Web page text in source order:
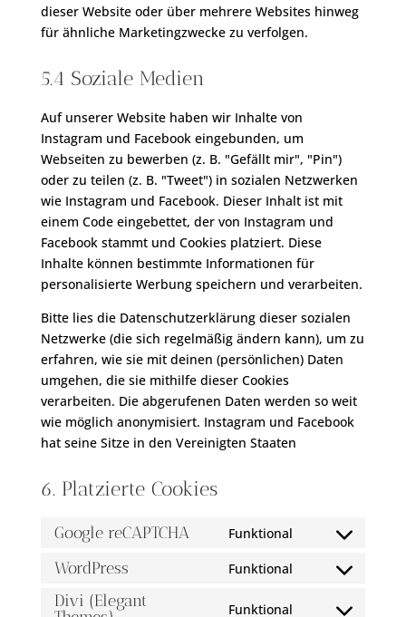
dieser Website oder über mehrere Websites hinweg
für ähnliche Marketingzwecke zu verfolgen.
5.4 Soziale Medien
Auf unserer Website haben wir Inhalte von
Instagram und Facebook eingebunden, um
Webseiten zu bewerben (z. B. "Gefällt mir", "Pin")
oder zu teilen (z. B. "Tweet") in sozialen Netzwerken
wie Instagram und Facebook. Dieser Inhalt ist mit
einem Code eingebettet, der von Instagram und
Facebook stammt und Cookies platziert. Diese
Inhalte können bestimmte Informationen für
personalisierte Werbung speichern und verarbeiten.
Bitte lies die Datenschutzerklärung dieser sozialen
Netzwerke (die sich regelmäßig ändern kann), um zu
erfahren, wie sie mit deinen (persönlichen) Daten
umgehen, die sie mithilfe dieser Cookies
verarbeiten. Die abgerufenen Daten werden so weit
wie möglich anonymisiert. Instagram und Facebook
hat seine Sitze in den Vereinigten Staaten
6. Platzierte Cookies
Google reCAPTCHA Funktional
Consent
google-
WordPress Funktional
Consent
Divi (Elegant
Funktional